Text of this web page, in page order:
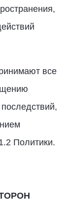
все
Политики.